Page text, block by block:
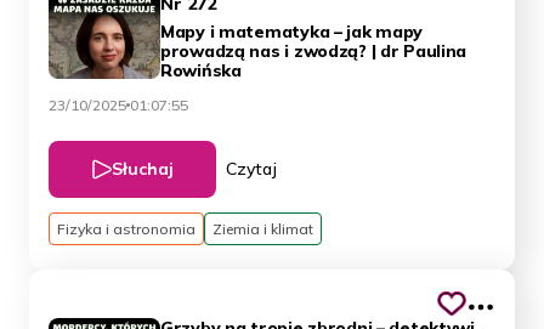
Mapy i matematyka – jak mapy
prowadzą nas i zwodzą? | dr Paulina
Rowińska
23/10/2025 01:07:55
Słuchaj Czytaj
Fizyka i astronomia Ziemia i klimat